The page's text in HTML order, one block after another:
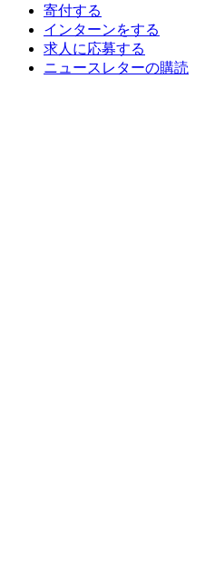
寄付する
インターンをする
求人に応募する
ニュースレターの購読